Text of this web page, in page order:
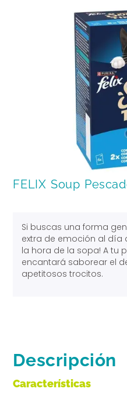
FELIX Soup
Si buscas una forma
extra de emoción al día
la hora de la sopa! A tu
encantará saborear el
apetitosos trocitos.
Descripción
Características